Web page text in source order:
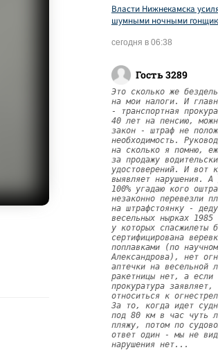
Власти Нижнекамска
шумными ночными
сегодня в 06:38
Гость 3289
Это сколько же
на мои налоги. И
- транспортная
40 лет на пенсию,
закон - штраф не
необходимость.
на сколько я помню,
за продажу
удостоверений. И вот
выявляет нарушения. А
100% угадаю кого
незаконно перевезли
на штрафстоянку -
весельных нырках 1985
у которых спасжилеты
сертифицирована
поплавками (по
Александрова), нет
аптечки на весельной
ракетницы нет, а
прокуратура заявляет,
относиться к
За то, когда идет
под 80 км в час чуть
пляжу, потом по
ответ один - мы не
нарушения нет...